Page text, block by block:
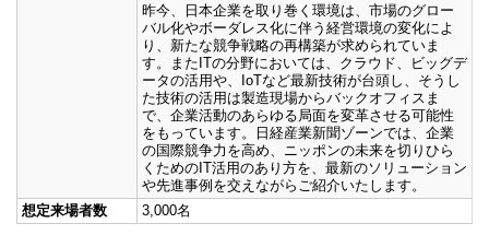
昨今、日本企業を取り巻く環境は、市場のグロー
バル化やボーダレス化に伴う経営環境の変化によ
り、新たな競争戦略の再構築が求められていま
す。またITの分野においては、クラウド、ビッグデ
ータの活用や、IoTなど最新技術が台頭し、そうし
た技術の活用は製造現場からバックオフィスま
で、企業活動のあらゆる局面を変革させる可能性
をもっています。日経産業新聞ゾーンでは、企業
の国際競争力を高め、ニッポンの未来を切りひら
くためのIT活用のあり方を、最新のソリューション
や先進事例を交えながらご紹介いたします。
想定来場者数
3,000名